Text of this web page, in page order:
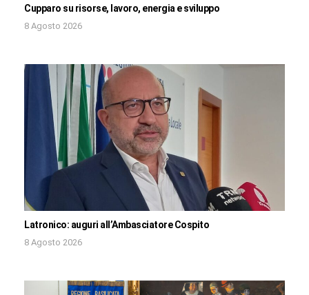
Cupparo su risorse, lavoro, energia e sviluppo
8 Agosto 2026
Latronico: auguri all’Ambasciatore Cospito
8 Agosto 2026